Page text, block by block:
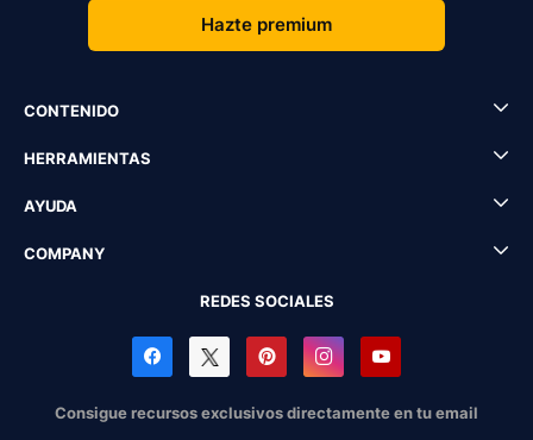
Hazte premium
CONTENIDO
HERRAMIENTAS
AYUDA
COMPANY
REDES SOCIALES
Consigue recursos exclusivos directamente en tu email